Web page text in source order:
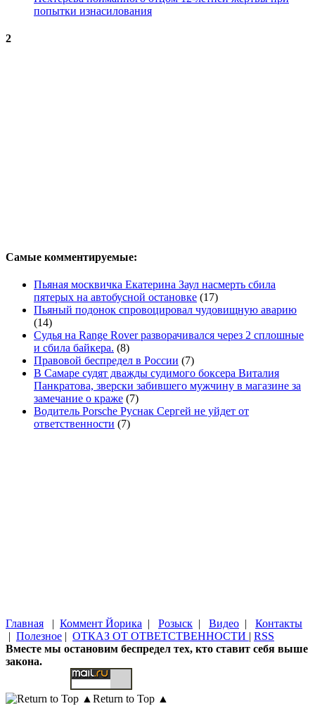
попытки изнасилования
2
Самые комментируемые:
Пьяная москвичка Екатерина Заул насмерть сбила
пятерых на автобусной остановке (17)
Пьяный подонок спровоцировал чудовищную аварию
(14)
Судья на Range Rover разворачивался через 2 сплошные
и сбила байкера. (8)
Правовой беспредел в России (7)
В Самаре судят дважды судимого боксера Виталия
Панкратова, зверски забившего мужчину в магазине за
замечание о краже (7)
Водитель Porsche Руснак Сергей не уйдет от
ответственности (7)
Главная | Коммент Йорика | Розыск | Видео | Контакты
| Полезное | ОТКАЗ ОТ ОТВЕТСТВЕННОСТИ | RSS
Вместе мы остановим беспредел тех, кто ставит себя выше
закона.
Return to Top ▲